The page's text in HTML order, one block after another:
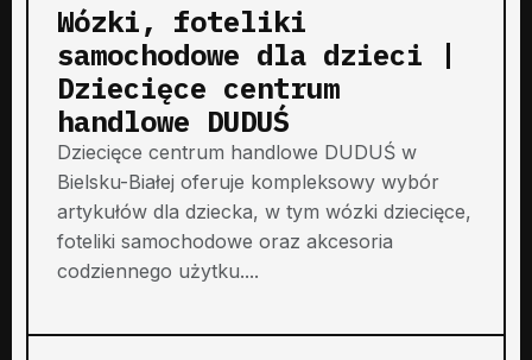
Wózki, foteliki
samochodowe dla dzieci |
Dziecięce centrum
handlowe DUDUŚ
Dziecięce centrum handlowe DUDUŚ w
Bielsku-Białej oferuje kompleksowy wybór
artykułów dla dziecka, w tym wózki dziecięce,
foteliki samochodowe oraz akcesoria
codziennego użytku....